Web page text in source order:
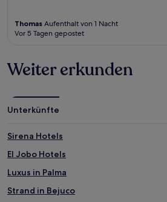
Thomas Aufenthalt von 1 Nacht
Vor 5 Tagen gepostet
Weiter erkunden
Unterkünfte
Sirena Hotels
El Jobo Hotels
Luxus in Palma
Strand in Bejuco